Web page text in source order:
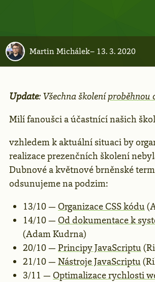
Martin Michálek– 13. 3. 2020
Update: Všechna školeníproběhnou
Milí fanoušci a účastnící našich
vzhledem k aktuální situaci by
realizace prezenčních školení
Dubnové a květnové brněnské
odsunujeme na podzim:
13/10 — Organizace CSS kódu
14/10 — Od dokumentace k
(Adam Kudrna)
20/10 — Principy JavaScriptu
21/10 — Nástroje JavaScriptu
3/11 — Optimalizace rychlosti